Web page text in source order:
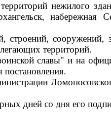
нежилого
сооружений,
территорий.
славы" и на
дней со дня его